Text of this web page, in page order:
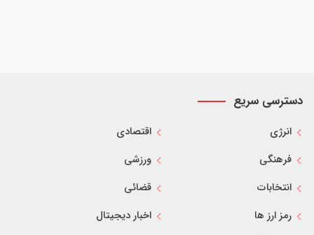
دسترسی سریع
انرژی
اقتصادی
فرهنگی
ورزشی
انتخابات
قضائی
رمز ارز ها
اخبار دیجیتال